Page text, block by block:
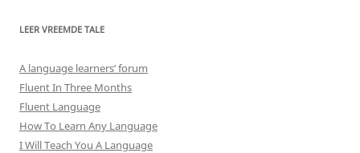
LEER VREEMDE TALE
A language learners’ forum
Fluent In Three Months
Fluent Language
How To Learn Any Language
I Will Teach You A Language